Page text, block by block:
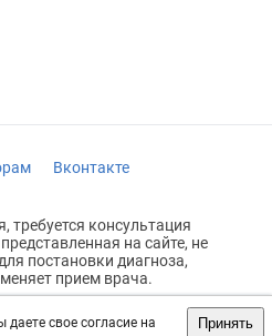
свое согласие на
Принять
Вконтакте
требуется консультация
на сайте, не
постановки диагноза,
прием врача.